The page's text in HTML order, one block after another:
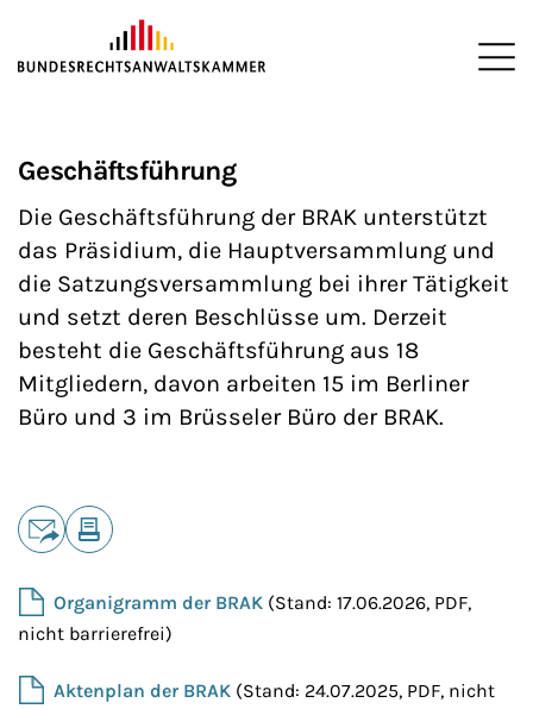
ZUM HAUPTINHALT SPRINGEN
Geschäftsführung
Die Geschäftsführung der BRAK unterstützt
das Präsidium, die Hauptversammlung und
die Satzungsversammlung bei ihrer Tätigkeit
und setzt deren Beschlüsse um. Derzeit
besteht die Geschäftsführung aus 18
Mitgliedern, davon arbeiten 15 im Berliner
Büro und 3 im Brüsseler Büro der BRAK.
Teilen
Organigramm der BRAK (Stand: 17.06.2026, PDF,
nicht barrierefrei)
Aktenplan der BRAK (Stand: 24.07.2025, PDF, nicht